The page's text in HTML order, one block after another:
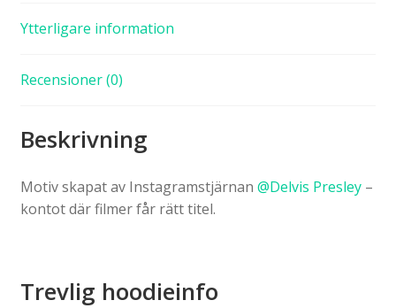
Ytterligare information
Recensioner (0)
Beskrivning
Motiv skapat av Instagramstjärnan @Delvis Presley –
kontot där filmer får rätt titel.
Trevlig hoodieinfo